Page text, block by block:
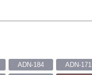
ADN-184
ADN-171